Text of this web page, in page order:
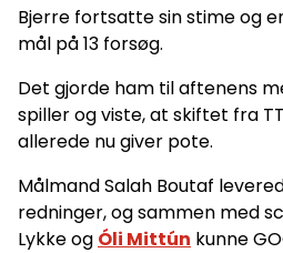
Bjerre fortsatte sin stime og
mål på 13 forsøg.
Det gjorde ham til aftenens
spiller og viste, at skiftet fra
allerede nu giver pote.
Målmand Salah Boutaf
redninger, og sammen med
Lykke og Óli Mittún kunne